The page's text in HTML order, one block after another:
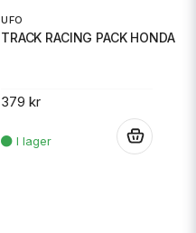
UFO
TRACK RACING PACK HONDA
379 kr